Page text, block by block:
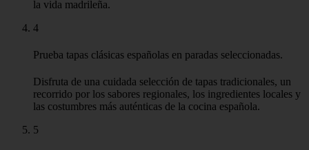
la vida madrileña.
4
Prueba tapas clásicas españolas en paradas seleccionadas.
Disfruta de una cuidada selección de tapas tradicionales, un
recorrido por los sabores regionales, los ingredientes locales y
las costumbres más auténticas de la cocina española.
5